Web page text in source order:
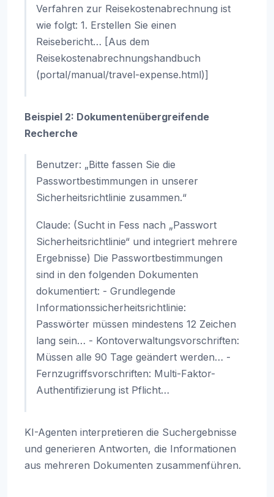
Verfahren zur Reisekostenabrechnung ist
wie folgt: 1. Erstellen Sie einen
Reisebericht… [Aus dem
Reisekostenabrechnungshandbuch
(portal/manual/travel-expense.html)]
Beispiel 2: Dokumentenübergreifende
Recherche
Benutzer: „Bitte fassen Sie die
Passwortbestimmungen in unserer
Sicherheitsrichtlinie zusammen.“
Claude: (Sucht in Fess nach „Passwort
Sicherheitsrichtlinie“ und integriert mehrere
Ergebnisse) Die Passwortbestimmungen
sind in den folgenden Dokumenten
dokumentiert: - Grundlegende
Informationssicherheitsrichtlinie:
Passwörter müssen mindestens 12 Zeichen
lang sein… - Kontoverwaltungsvorschriften:
Müssen alle 90 Tage geändert werden… -
Fernzugriffsvorschriften: Multi-Faktor-
Authentifizierung ist Pflicht…
KI-Agenten interpretieren die Suchergebnisse
und generieren Antworten, die Informationen
aus mehreren Dokumenten zusammenführen.